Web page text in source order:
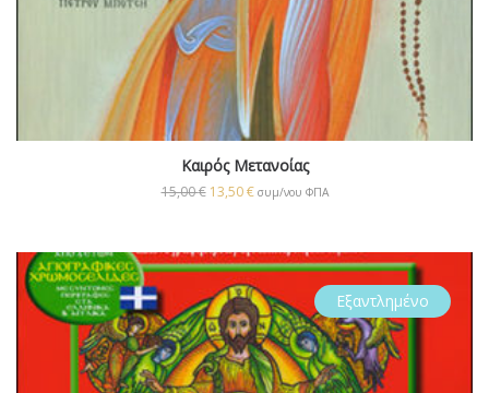
Καιρός Μετανοίας
15,00€ 13,50€ συμ/νου ΦΠΑ
Εξαντλημένο